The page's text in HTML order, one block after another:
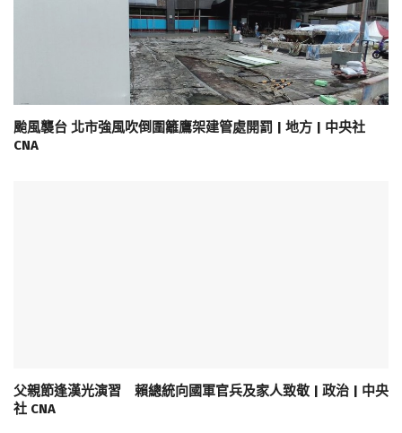
颱風襲台 北市強風吹倒圍籬鷹架建管處開罰 | 地方 | 中央社
CNA
父親節逢漢光演習 賴總統向國軍官兵及家人致敬 | 政治 | 中央
社 CNA